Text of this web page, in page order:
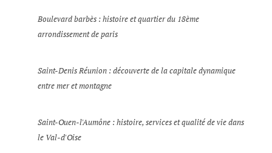
Boulevard barbès : histoire et quartier du 18ème
arrondissement de paris
Saint-Denis Réunion : découverte de la capitale dynamique
entre mer et montagne
Saint-Ouen-l'Aumône : histoire, services et qualité de vie dans
le Val-d'Oise